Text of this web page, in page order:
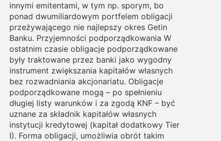
innymi emitentami, w tym np. sporym, bo
ponad dwumiliardowym portfelem obligacji
przeżywającego nie najlepszy okres Getin
Banku. Przyjemności podporządkowania W
ostatnim czasie obligacje podporządkowane
były traktowane przez banki jako wygodny
instrument zwiększania kapitałów własnych
bez rozwadniania akcjonariatu. Obligacje
podporządkowane mogą – po spełnieniu
długiej listy warunków i za zgodą KNF – być
uznane za składnik kapitałów własnych
instytucji kredytowej (kapitał dodatkowy Tier
I). Forma obligacji, umożliwia obrót takim